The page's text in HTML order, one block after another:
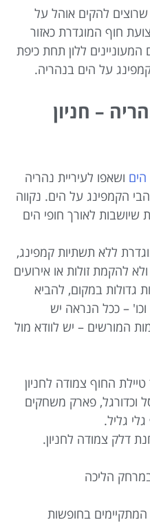
להקים אוהל על
חוף המוגדרת כאזור
ללון תחת כיפת
על הים בנהריה.
– חניון
ושאפו לעיריית נהריה
הקמפינג על הים. נקווה
שיושבות לאורך חופי הים
ללא תשתיות קמפינג,
להקמת זולות או אירועים
גדולות במקום, להביא
– ככל הנראה יש
המורשים – יש לוודא מול
החוף צמודה לחניון
וכדורגל, פארק משחקים
גליל.
דלק צמודה לחניון.
הליכה
המתקיימים בחופשות